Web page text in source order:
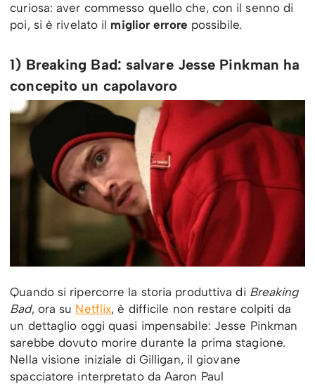
curiosa: aver commesso quello che, con il senno di
poi, si è rivelato il miglior errore possibile.
1) Breaking Bad: salvare Jesse Pinkman ha
concepito un capolavoro
Quando si ripercorre la storia produttiva di Breaking
Bad, ora su Netflix, è difficile non restare colpiti da
un dettaglio oggi quasi impensabile: Jesse Pinkman
sarebbe dovuto morire durante la prima stagione.
Nella visione iniziale di Gilligan, il giovane
spacciatore interpretato da Aaron Paul